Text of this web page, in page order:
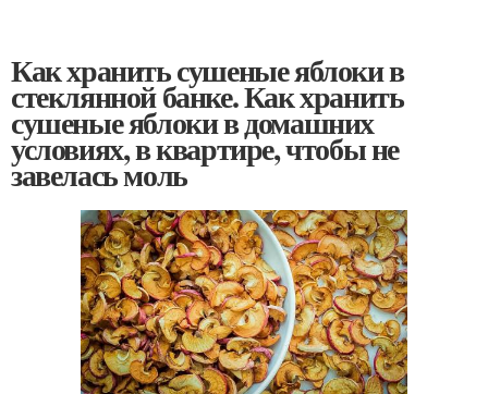
Как хранить сушеные яблоки в
стеклянной банке. Как хранить
сушеные яблоки в домашних
условиях, в квартире, чтобы не
завелась моль